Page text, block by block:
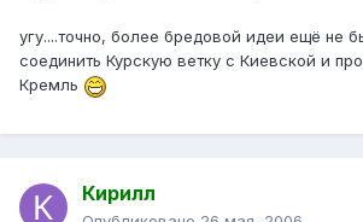
угу....точно, более бредовой идеи ещё не
соединить Курскую ветку с Киевской и
Кремль
Кирилл